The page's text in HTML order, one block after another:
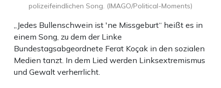
„Jedes Bullenschwein ist 'ne Missgeburt“ heißt es in
einem Song, zu dem der Linke
Bundestagsabgeordnete Ferat Koçak in den sozialen
Medien tanzt. In dem Lied werden Linksextremismus
und Gewalt verherrlicht.
polizeifeindlichen Song. (IMAGO/Political-Moments)